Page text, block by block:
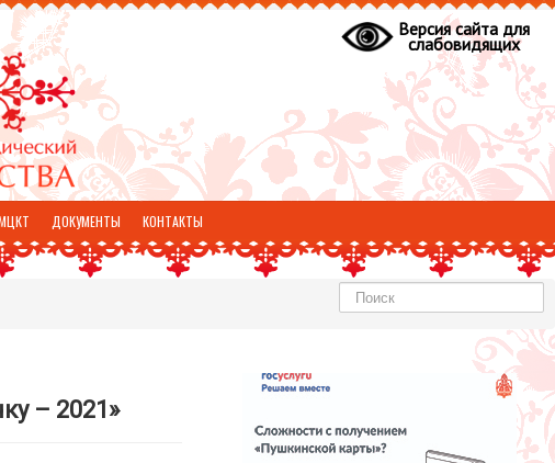
Версия сайта для
слабовидящих
ДОКУМЕНТЫ КОНТАКТЫ
Найти
– 2021»